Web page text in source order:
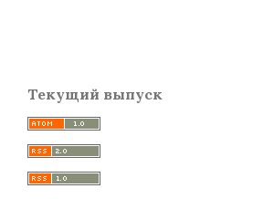
Текущий выпуск